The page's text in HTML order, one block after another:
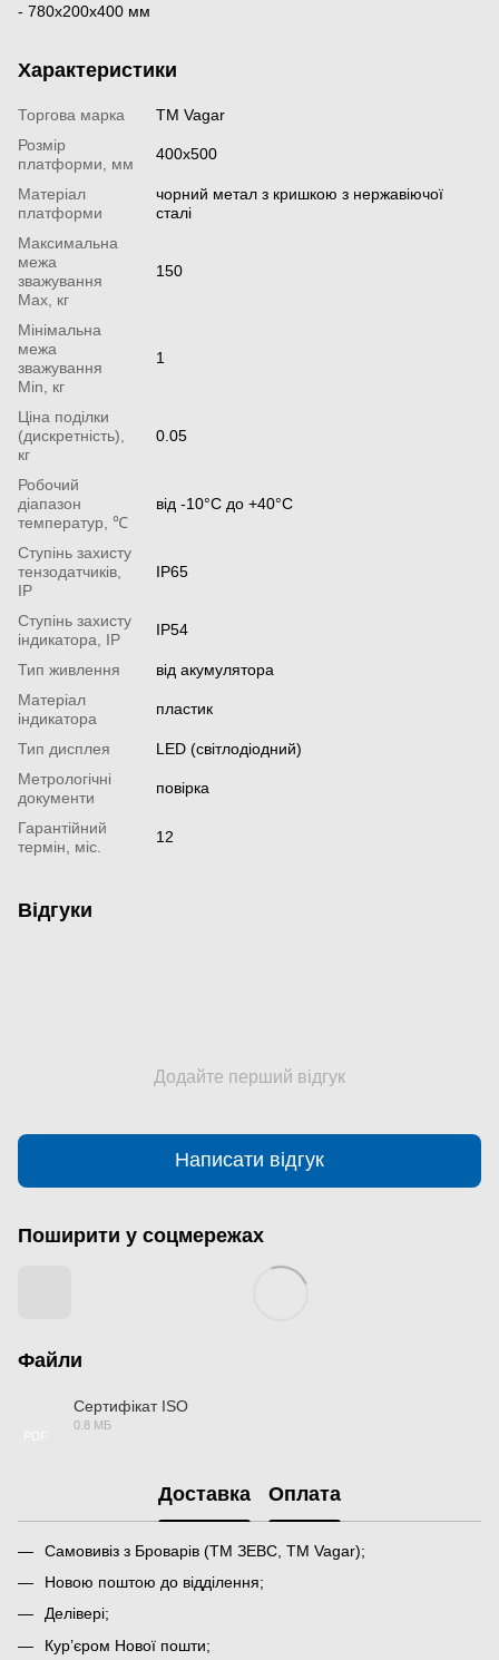
- 780x200x400 мм
Характеристики
Торгова марка
TM Vagar
Розмір
платформи, мм
400х500
Матеріал
платформи
чорний метал з кришкою з нержавіючої
сталі
Максимальна
межа
зважування
Мах, кг
150
Мінімальна
межа
зважування
Min, кг
1
Ціна поділки
(дискретність),
кг
0.05
Робочий
діапазон
температур, ℃
від -10°С до +40°С
Ступінь захисту
тензодатчиків,
IP
IP65
Ступінь захисту
індикатора, IP
IP54
Тип живлення
від акумулятора
Матеріал
індикатора
пластик
Тип дисплея
LED (світлодіодний)
Метрологічні
документи
повірка
Гарантійний
термін, міс.
12
Відгуки
Додайте перший відгук
Написати відгук
Поширити у соцмережах
Файли
Сертифікат ISO
0.8 МБ
Доставка Оплата
Самовивіз з Броварів (ТМ ЗЕВС, ТМ Vagar);
Новою поштою до відділення;
Делівері;
Кур’єром Нової пошти;